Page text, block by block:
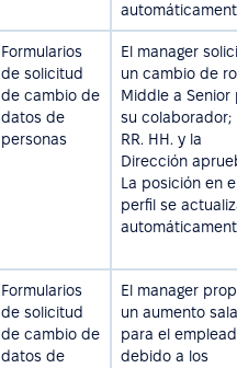
Formularios
de solicitud
de cambio de
datos de
personas
El manager
un cambio de
Middle a Senior
su colaborador;
RR. HH. y la
Dirección
La posición en
perfil se
Formularios
de solicitud
de cambio de
datos de
El manager
un aumento
para el
debido a los